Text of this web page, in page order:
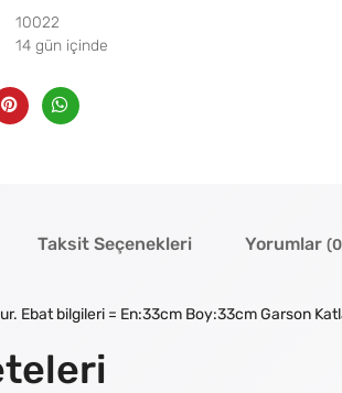
10022
Taksit Seçenekleri Yorumlar
Ebat bilgileri = En:33cm Boy:33cm Garson